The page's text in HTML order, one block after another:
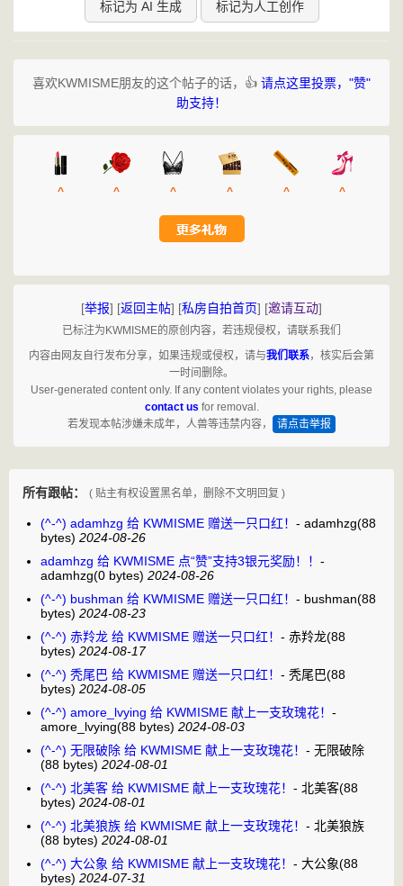
标记为 AI 生成 标记为人工创作
喜欢KWMISME朋友的这个帖子的话，👍 请点这里投票，"赞"
助支持！
^ ^ ^ ^ ^ ^
[举报] [返回主帖] [私房自拍首页] [邀请互动]
已标注为KWMISME的原创内容，若违规侵权，请联系我们
内容由网友自行发布分享，如果违规或侵权，请与我们联系，核实后会第
一时间删除。
User-generated content only. If any content violates your rights, please
contact us for removal.
若发现本帖涉嫌未成年，人兽等违禁内容，
请点击举报
所有跟帖： ( 贴主有权设置黑名单，删除不文明回复 )
(^-^) adamhzg 给 KWMISME 赠送一只口红！ - adamhzg(88
bytes) 2024-08-26
adamhzg 给 KWMISME 点“赞”支持3银元奖励！！ -
adamhzg(0 bytes) 2024-08-26
(^-^) bushman 给 KWMISME 赠送一只口红！ - bushman(88
bytes) 2024-08-23
(^-^) 赤羚龙 给 KWMISME 赠送一只口红！ - 赤羚龙(88
bytes) 2024-08-17
(^-^) 秃尾巴 给 KWMISME 赠送一只口红！ - 秃尾巴(88
bytes) 2024-08-05
(^-^) amore_lvying 给 KWMISME 献上一支玫瑰花！ -
amore_lvying(88 bytes) 2024-08-03
(^-^) 无限破除 给 KWMISME 献上一支玫瑰花！ - 无限破除
(88 bytes) 2024-08-01
(^-^) 北美客 给 KWMISME 献上一支玫瑰花！ - 北美客(88
bytes) 2024-08-01
(^-^) 北美狼族 给 KWMISME 献上一支玫瑰花！ - 北美狼族
(88 bytes) 2024-08-01
(^-^) 大公象 给 KWMISME 献上一支玫瑰花！ - 大公象(88
bytes) 2024-07-31